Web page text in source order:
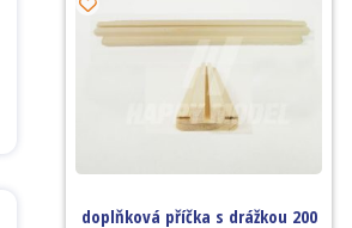
doplňková příčka s drážkou 200